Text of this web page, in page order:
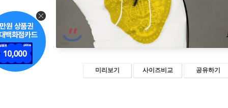
미리보기 사이즈비교 공유하기